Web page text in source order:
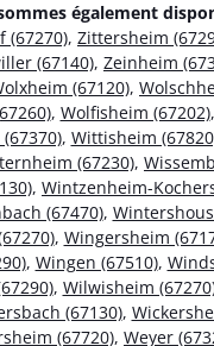
également
(67270), Zittersheim
(67140), Zeinheim
(67120),
, Wolfisheim (67202),
, Wittisheim
(67230),
, Wintzenheim-
(67470),
, Wingersheim
, Wingen (67510),
, Wilwisheim
(67130),
(67720), Weyer